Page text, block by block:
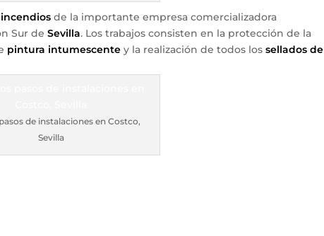
de la importante empresa comercializadora
Sur deSevilla. Los trabajos consisten en la protección de la
pintura intumescente y la realización de todos lossellados de
de instalaciones en Costco,
Sevilla